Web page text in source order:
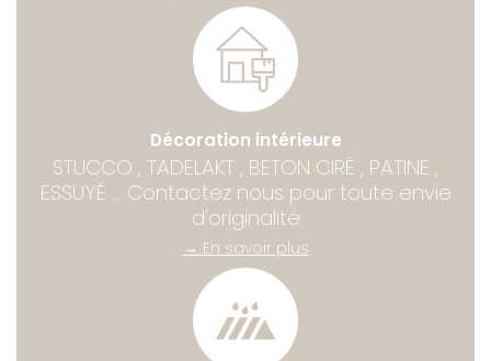
Décoration intérieure
STUCCO , TADELAKT , BETON CIRÉ , PATINE ,
ESSUYÉ ... Contactez nous pour toute envie
d'originalité
→ En savoir plus